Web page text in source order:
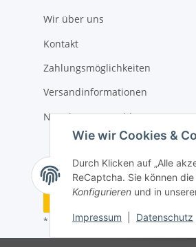
Wie wir Cookies &
Durch Klicken auf „Alle
ReCaptcha. Sie können
Konfigurieren und in
Impressum Datenschutz
Wir über uns
Kontakt
Zahlungsmöglichkeiten
Versandinformationen
Newsletter Anmeldung
Vertrag widerrufen
* Alle Preise inkl. gesetzlicher MwSt,